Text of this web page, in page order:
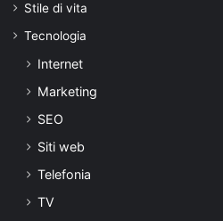
Stile di vita
Tecnologia
Internet
Marketing
SEO
Siti web
Telefonia
TV